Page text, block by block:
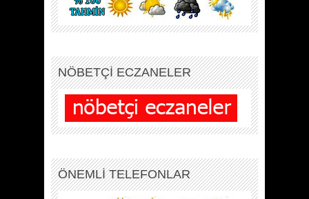
NÖBETÇİ ECZANELER
ÖNEMLİ TELEFONLAR